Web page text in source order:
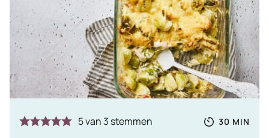
5van 3 stemmen
Totale
30 MIN